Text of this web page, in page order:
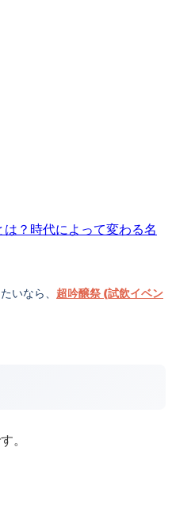
は？時代によって変わる名
いなら、 超吟醸祭 (試飲イベン
。